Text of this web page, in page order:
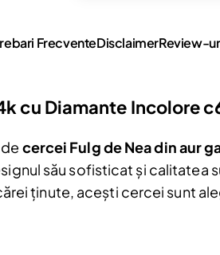
FrecventeDisclaimerReview-
cu Diamante Incolore
cercei Fulg de Nea din aur
său sofisticat și calitatea
ținute, acești cercei sunt